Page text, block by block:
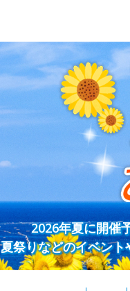
2026年夏に開催
夏祭りなどのイベン